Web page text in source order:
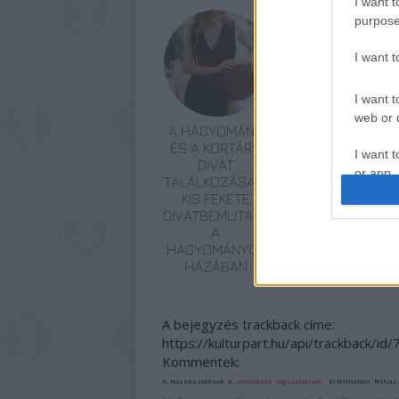
I want
I want
web or
I want
or app.
I want
I want
A HAGYOMÁNY
ÉS A KORTÁRS
DIVAT
TALÁLKOZÁSA –
„KIS FEKETE”
DIVATBEMUTATÓ
A
HAGYOMÁNYOK
HÁZÁBAN
TURNÉ: ERDÉLYI
A MAGYAR
EGYÜTTES
A bejegyzés trackback címe:
https://kulturpart.hu/api/trackback/id/
Kommentek:
A hozzászólások avonatkozó jogszabályok értelmében